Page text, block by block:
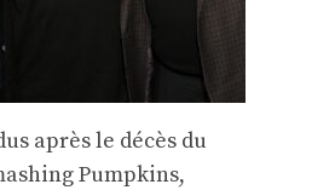
après le décès du
Pumpkins,